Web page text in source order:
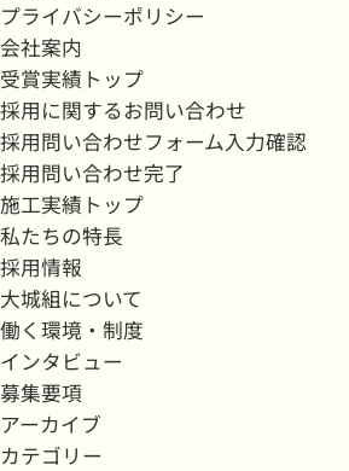
プライバシーポリシー
会社案内
受賞実績トップ
採用に関するお問い合わせ
採用問い合わせフォーム入力確認
採用問い合わせ完了
施工実績トップ
私たちの特長
採用情報
大城組について
働く環境・制度
インタビュー
募集要項
アーカイブ
カテゴリー